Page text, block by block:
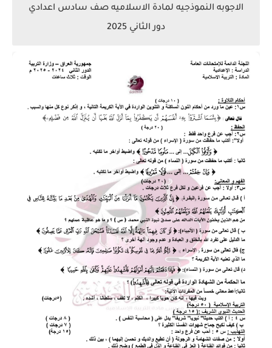
الاجوبه النموذجيه لمادة الاسلاميه صف سادس اعدادي
دور الثاني 2025